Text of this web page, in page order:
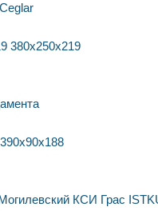
Ceglar
380х250х219
390х90х188
КСИ Грас